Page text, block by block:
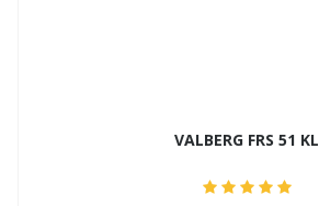
VALBERG FRS 51 KL